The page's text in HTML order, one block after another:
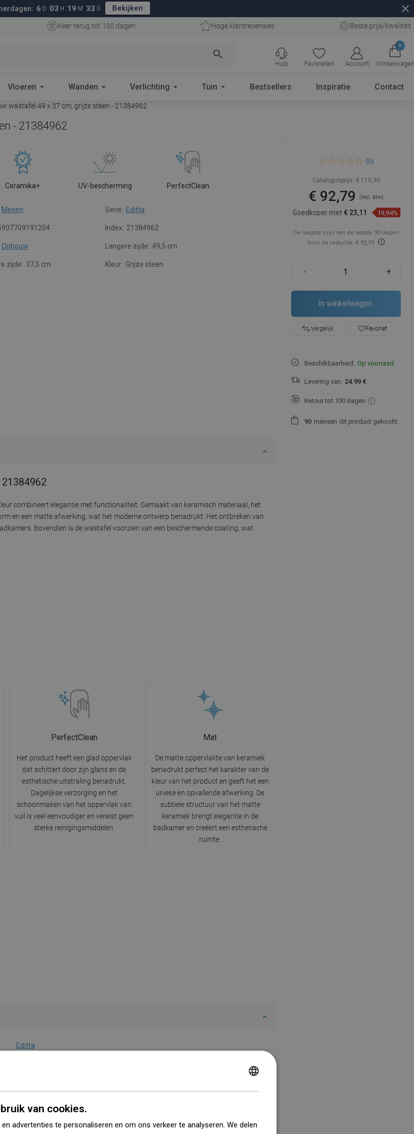
6 D 03 H 19 M 32 S Bekijken close
Keer terug tot 100 dagen Hoge klantrecensies Beste prijs/kwaliteit
search
Favorieten Account
0
Winkelwagen
Hulp
Vloeren Wanden Verlichting Tuin Bestsellers Inspiratie Contact
wastafel 49 x 37 cm, grijze steen - 21384962
- 21384962
Ceramika+ UV-bescherming PerfectClean
Mexen Serie: Editta
Index: 21384962
Opbouw Langere zijde: 49,5 cm
zijde: 37,5 cm Kleur: Grijze steen
combineert elegantie met functionaliteit. Gemaakt van keramisch materiaal, het
en een matte afwerking, wat het moderne ontwerp benadrukt. Het ontbreken van
Bovendien is de wastafel voorzien van een beschermende coating, wat
PerfectClean
Het product heeft een glad oppervlak
dat schittert door zijn glans en de
esthetische uitstraling benadrukt.
Dagelijkse verzorging en het
schoonmaken van het oppervlak van
vuil is veel eenvoudiger en vereist geen
sterke reinigingsmiddelen.
Mat
De matte oppervlakte van keramiek
benadrukt perfect het karakter van de
kleur van het product en geeft het een
unieke en opvallende afwerking. De
subtiele structuur van het matte
keramiek brengt elegantie in de
badkamer en creëert een esthetische
ruimte.
Editta
14 cm
wastafel 49 x 37 cm, grijze
(0)
Catalogusprijs: € 115,90
€ 92,79(incl. btw)
Goedkoper met € 23,11 19,94%
De laagste prijs van de laatste 30 dagen
Voor de reductie: € 92,79
- +
In winkelwagen
Vergelijk favorite_borderFavoriet
Beschikbaarheid: Op voorraad
Levering van: 24.99 €
Retour tot 100 dagen
90 mensen dit product gekocht.
van cookies.
advertenties te personaliseren en om ons verkeer te analyseren. We delen